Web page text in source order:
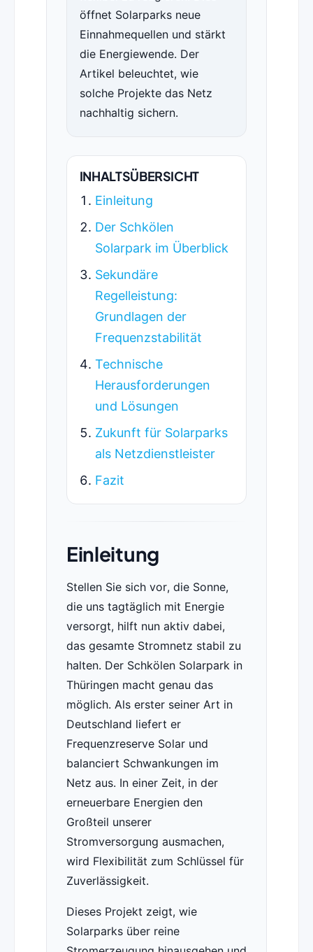
öffnet Solarparks neue
Einnahmequellen und stärkt
die Energiewende. Der
Artikel beleuchtet, wie
solche Projekte das Netz
nachhaltig sichern.
INHALTSÜBERSICHT
Einleitung
Der Schkölen
Solarpark im Überblick
Sekundäre
Regelleistung:
Grundlagen der
Frequenzstabilität
Technische
Herausforderungen
und Lösungen
Zukunft für Solarparks
als Netzdienstleister
Fazit
Einleitung
Stellen Sie sich vor, die Sonne,
die uns tagtäglich mit Energie
versorgt, hilft nun aktiv dabei,
das gesamte Stromnetz stabil zu
halten. Der Schkölen Solarpark in
Thüringen macht genau das
möglich. Als erster seiner Art in
Deutschland liefert er
Frequenzreserve Solar und
balanciert Schwankungen im
Netz aus. In einer Zeit, in der
erneuerbare Energien den
Großteil unserer
Stromversorgung ausmachen,
wird Flexibilität zum Schlüssel für
Zuverlässigkeit.
Dieses Projekt zeigt, wie
Solarparks über reine